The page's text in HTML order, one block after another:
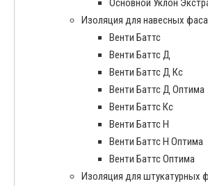
Изоляция для навесных
Венти Баттс
Венти Баттс Д
Венти Баттс Д Кс
Венти Баттс Д Оптима
Венти Баттс Кс
Венти Баттс Н
Венти Баттс Н Оптима
Венти Баттс Оптима
Изоляция для штукатурных